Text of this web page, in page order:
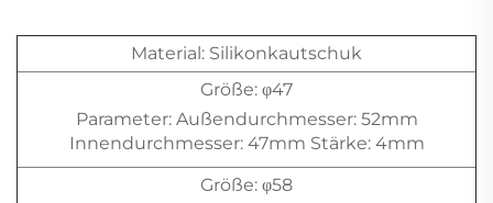
Material: Silikonkautschuk
Größe: φ47
Parameter: Außendurchmesser: 52mm
Innendurchmesser: 47mm Stärke: 4mm
Größe: φ58